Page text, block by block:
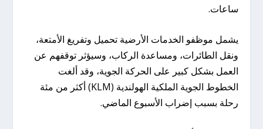
ساعات.
يشمل موظفو الخدمات الأرضية تحميل وتفريغ الأمتعة،
ونقل الطائرات، ومساعدة الركاب، وسيؤثر توقفهم عن
العمل بشكل كبير على الحركة الجوية، وقد ألغت
الخطوط الجوية الملكية الهولندية (KLM) أكثر من مئة
رحلة بسبب إضراب الأسبوع الماضي.